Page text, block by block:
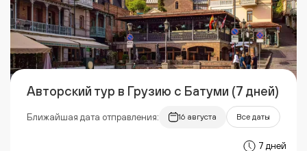
Авторский тур в Грузию с Батуми (7 дней)
Ближайшая дата отправления: 16 августа Все даты
7 дней